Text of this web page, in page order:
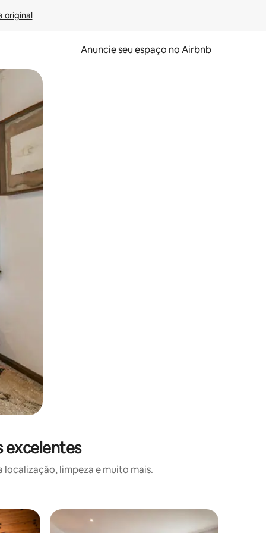
original
Anuncie seu espaço no Airbnb
o dedo na tela.
excelentes
localização, limpeza e muito mais.